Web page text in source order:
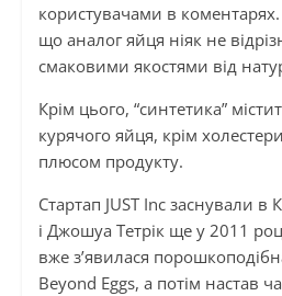
користувачами в
що аналог яйця ніяк не
смаковими якостями від
Крім цього, “синтетика”
курячого яйця, крім
плюсом продукту.
Стартап JUST Inc заснували в
і Джошуа Тетрік ще у 2011
вже з’явилася
Beyond Eggs, а потім настав